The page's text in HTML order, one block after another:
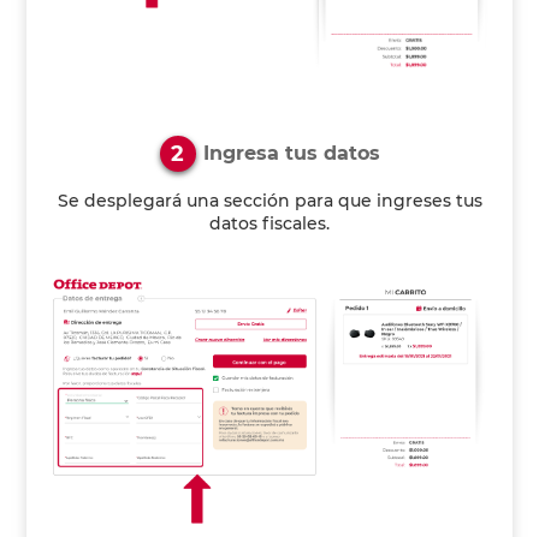
2 Ingresa tus datos
Se desplegará una sección para que ingreses tus
datos fiscales.